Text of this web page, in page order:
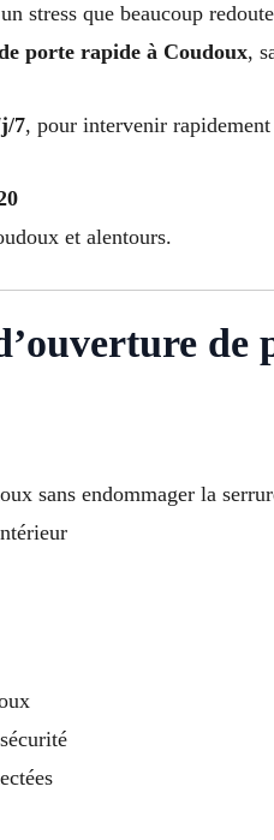
stress que beaucoup
porte rapide à Coudoux,
7, pour intervenir
et alentours.
de
sans endommager la